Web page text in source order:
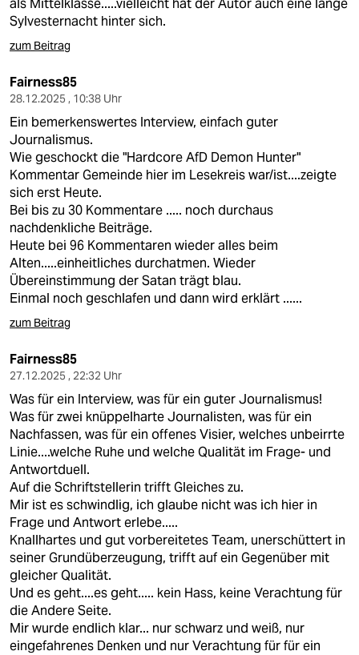
als Mittelklasse.....vielleicht hat der Autor auch eine lange
Sylvesternacht hinter sich.
zum Beitrag
Fairness85
28.12.2025 , 10:38 Uhr
Ein bemerkenswertes Interview, einfach guter
Journalismus.
Wie geschockt die "Hardcore AfD Demon Hunter"
Kommentar Gemeinde hier im Lesekreis war/ist....zeigte
sich erst Heute.
Bei bis zu 30 Kommentare ..... noch durchaus
nachdenkliche Beiträge.
Heute bei 96 Kommentaren wieder alles beim
Alten.....einheitliches durchatmen. Wieder
Übereinstimmung der Satan trägt blau.
Einmal noch geschlafen und dann wird erklärt ......
zum Beitrag
Fairness85
27.12.2025 , 22:32 Uhr
Was für ein Interview, was für ein guter Journalismus!
Was für zwei knüppelharte Journalisten, was für ein
Nachfassen, was für ein offenes Visier, welches unbeirrte
Linie....welche Ruhe und welche Qualität im Frage- und
Antwortduell.
Auf die Schriftstellerin trifft Gleiches zu.
Mir ist es schwindlig, ich glaube nicht was ich hier in
Frage und Antwort erlebe.....
Knallhartes und gut vorbereitetes Team, unerschüttert in
seiner Grundüberzeugung, trifft auf ein Gegenüber mit
gleicher Qualität.
Und es geht....es geht..... kein Hass, keine Verachtung für
die Andere Seite.
Mir wurde endlich klar... nur schwarz und weiß, nur
eingefahrenes Denken und nur Verachtung für für ein